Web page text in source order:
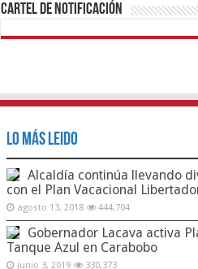
Cartel de Notificación
Lo Más Leido
Alcaldía continúa llevando
con el Plan Vacacional
agosto 13, 2018 444,704
Gobernador Lacava activa
Tanque Azul en Carabobo
junio 3, 2019 330,373